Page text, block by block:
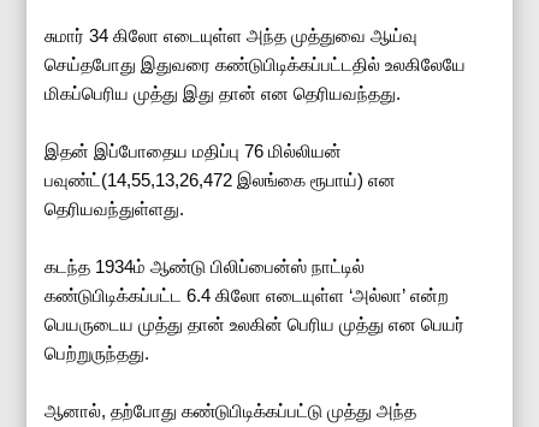
சுமார் 34 கிலோ எடையுள்ள அந்த முத்துவை ஆய்வு
செய்தபோது இதுவரை கண்டுபிடிக்கப்பட்டதில் உலகிலேயே
மிகப்பெரிய முத்து இது தான் என தெரியவந்தது.
இதன் இப்போதைய மதிப்பு 76 மில்லியன்
பவுண்ட்(14,55,13,26,472 இலங்கை ரூபாய்) என
தெரியவந்துள்ளது.
கடந்த 1934ம் ஆண்டு பிலிப்பைன்ஸ் நாட்டில்
கண்டுபிடிக்கப்பட்ட 6.4 கிலோ எடையுள்ள ‘அல்லா’ என்ற
பெயருடைய முத்து தான் உலகின் பெரிய முத்து என பெயர்
பெற்றுருந்தது.
ஆனால், தற்போது கண்டுபிடிக்கப்பட்டு முத்து அந்த